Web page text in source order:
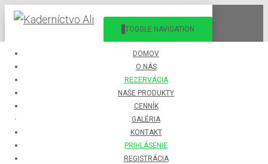
DOMOV
O NÁS
REZERVÁCIA
NAŠE PRODUKTY
CENNÍK
GALÉRIA
KONTAKT
PRIHLÁSENIE
REGISTRÁCIA
TOGGLE NAVIGATION
Prihlásenie